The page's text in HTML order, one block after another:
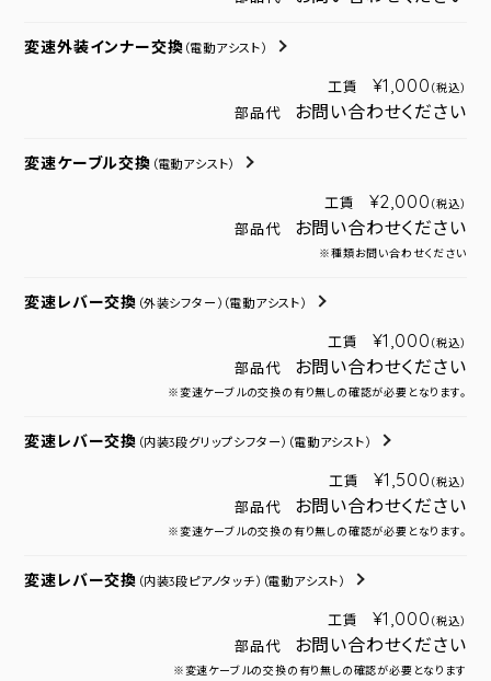
変速外装インナー交換 （電動アシスト）
工賃 ¥1,000 （税込）
部品代 お問い合わせください
変速ケーブル交換 （電動アシスト）
工賃 ¥2,000 （税込）
部品代 お問い合わせください
※種類お問い合わせください
変速レバー交換 （外装シフター） （電動アシスト）
工賃 ¥1,000 （税込）
部品代 お問い合わせください
※変速ケーブルの交換の有り無しの確認が必要となります。
変速レバー交換 （内装3段グリップシフター） （電動アシスト）
工賃 ¥1,500 （税込）
部品代 お問い合わせください
※変速ケーブルの交換の有り無しの確認が必要となります。
変速レバー交換 （内装3段ピアノタッチ） （電動アシスト）
工賃 ¥1,000 （税込）
部品代 お問い合わせください
※変速ケーブルの交換の有り無しの確認が必要となります